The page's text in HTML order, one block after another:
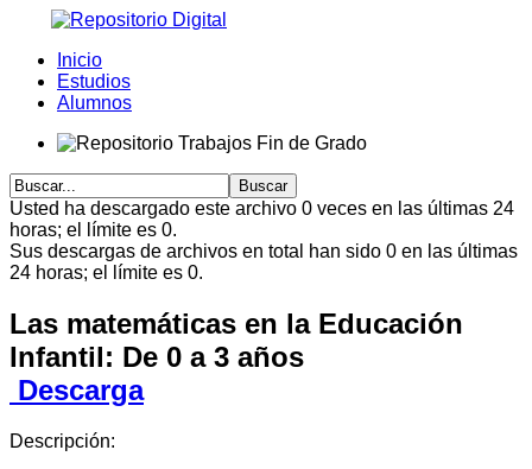
Inicio
Estudios
Alumnos
Usted ha descargado este archivo 0 veces en las últimas 24
horas; el límite es 0.
Sus descargas de archivos en total han sido 0 en las últimas
24 horas; el límite es 0.
Las matemáticas en la Educación
Infantil: De 0 a 3 años
Descarga
Descripción: